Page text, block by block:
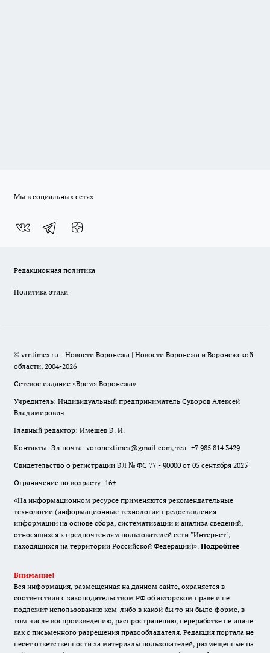
Мы в социальных сетях
Редакционная политика
Политика этики
© vrntimes.ru - Новости Воронежа | Новости Воронежа и Воронежской
области, 2004-2026
Сетевое издание «Время Воронежа»
Учредитель: Индивидуальный предприниматель Суворов Алексей
Владимирович
Главный редактор: Имешев Э. И.
Контакты: Эл.почта: voroneztimes@gmail.com, тел: +7 985 814 3429
Свидетельство о регистрации ЭЛ № ФС 77 - 90000 от 05 сентября 2025
Ограничение по возрасту: 16+
«На информационном ресурсе применяются рекомендательные
технологии (информационные технологии предоставления
информации на основе сбора, систематизации и анализа сведений,
относящихся к предпочтениям пользователей сети "Интернет",
находящихся на территории Российской Федерации)». Подробнее
Внимание!
Вся информация, размещенная на данном сайте, охраняется в
соответствии с законодательством РФ об авторском праве и не
подлежит использованию кем-либо в какой бы то ни было форме, в
том числе воспроизведению, распространению, переработке не иначе
как с письменного разрешения правообладателя. Редакция портала не
несет ответственности за материалы пользователей, размещенные на